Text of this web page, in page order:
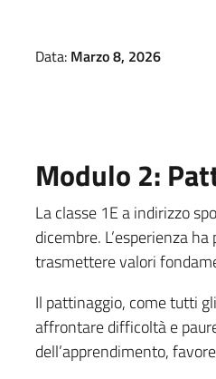
Data: Marzo 8, 2026
Modulo 2:
La classe 1E a indirizzo
dicembre. L’esperienza
trasmettere valori
Il pattinaggio, come tutti
affrontare difficoltà e
dell’apprendimento,